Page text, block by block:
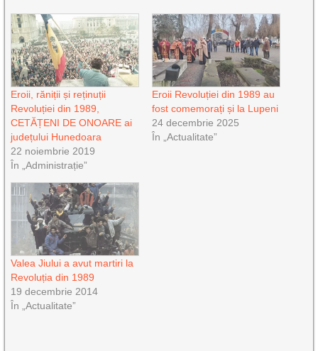
Eroii, răniții și reținuții
Revoluției din 1989,
CETĂȚENI DE ONOARE ai
județului Hunedoara
22 noiembrie 2019
În „Administrație”
Eroii Revoluției din 1989 au
fost comemorați și la Lupeni
24 decembrie 2025
În „Actualitate”
Valea Jiului a avut martiri la
Revoluția din 1989
19 decembrie 2014
În „Actualitate”